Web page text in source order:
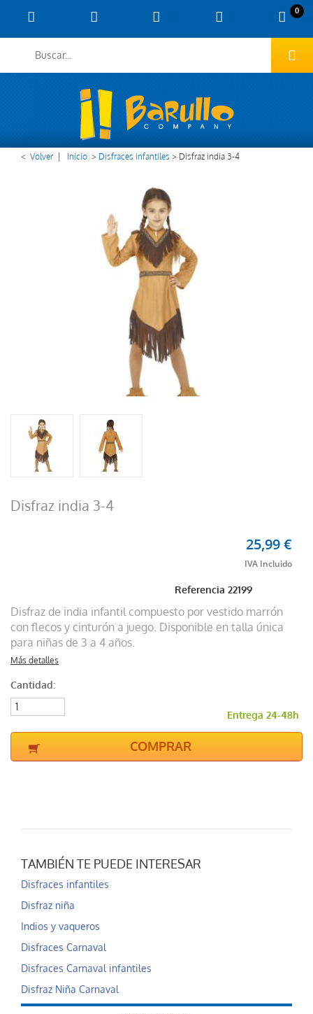
0
< Volver Inicio > Disfraces infantiles > Disfraz india 3-4
Disfraz india 3-4
Referencia22199
25,99 €
Disfraz de india infantil compuesto por vestido marrón
con flecos y cinturón a juego. Disponible en talla única
para niñas de 3 a 4 años.
Más detalles
Cantidad:
Entrega 24-48h
COMPRAR
TAMBIÉN TE PUEDE INTERESAR
Disfraces infantiles
Disfraz niña
Indios y vaqueros
Disfraces Carnaval
Disfraces Carnaval infantiles
Disfraz Niña Carnaval